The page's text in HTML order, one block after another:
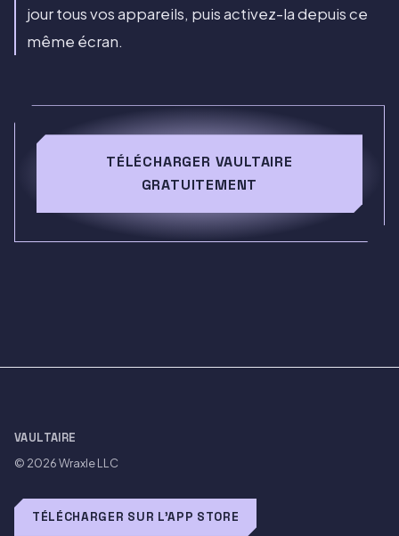
jour tous vos appareils, puis activez-la depuis ce
même écran.
TÉLÉCHARGER VAULTAIRE
GRATUITEMENT
VAULTAIRE
© 2026Wraxle LLC
TÉLÉCHARGER SUR L'APP STORE